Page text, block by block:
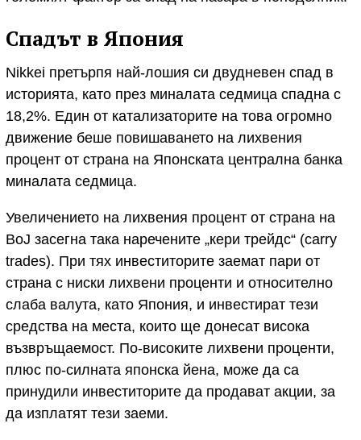
Спадът в Япония
Nikkei претърпя най-лошия си двудневен спад в
историята, като през миналата седмица спадна с
18,2%. Един от катализаторите на това огромно
движение беше повишаването на лихвения
процент от страна на Японската централна банка
миналата седмица.
Увеличението на лихвения процент от страна на
BoJ засегна така наречените „кери трейдс“ (carry
trades). При тях инвеститорите заемат пари от
страна с ниски лихвени проценти и относително
слаба валута, като Япония, и инвестират тези
средства на места, които ще донесат висока
възвръщаемост. По-високите лихвени проценти,
плюс по-силната японска йена, може да са
принудили инвеститорите да продават акции, за
да изплатят тези заеми.